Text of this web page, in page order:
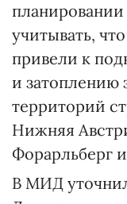
учитывать,
привели к
и затоплению
территорий
Нижняя
Форарльберг
В МИД